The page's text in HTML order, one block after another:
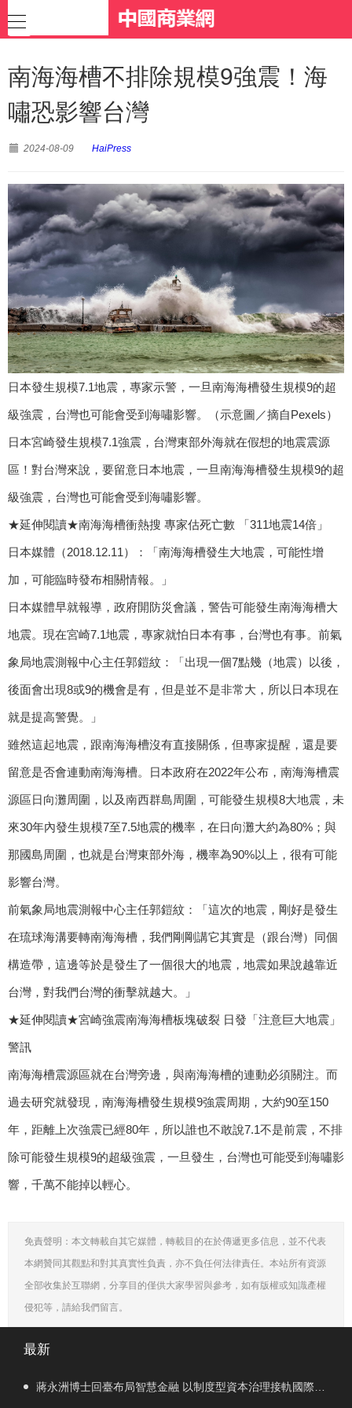
南海海槽不排除規模9強震！海
嘯恐影響台灣
2024-08-09 HaiPress
日本發生規模7.1地震，專家示警，一旦南海海槽發生規模9的超
級強震，台灣也可能會受到海嘯影響。（示意圖／摘自Pexels）
日本宮崎發生規模7.1強震，台灣東部外海就在假想的地震震源
區！對台灣來說，要留意日本地震，一旦南海海槽發生規模9的超
級強震，台灣也可能會受到海嘯影響。
★延伸閱讀★南海海槽衝熱搜 專家估死亡數 「311地震14倍」
日本媒體（2018.12.11）：「南海海槽發生大地震，可能性增
加，可能臨時發布相關情報。」
日本媒體早就報導，政府開防災會議，警告可能發生南海海槽大
地震。現在宮崎7.1地震，專家就怕日本有事，台灣也有事。前氣
象局地震測報中心主任郭鎧紋：「出現一個7點幾（地震）以後，
後面會出現8或9的機會是有，但是並不是非常大，所以日本現在
就是提高警覺。」
雖然這起地震，跟南海海槽沒有直接關係，但專家提醒，還是要
留意是否會連動南海海槽。日本政府在2022年公布，南海海槽震
源區日向灘周圍，以及南西群島周圍，可能發生規模8大地震，未
來30年內發生規模7至7.5地震的機率，在日向灘大約為80%；與
那國島周圍，也就是台灣東部外海，機率為90%以上，很有可能
影響台灣。
前氣象局地震測報中心主任郭鎧紋：「這次的地震，剛好是發生
在琉球海溝要轉南海海槽，我們剛剛講它其實是（跟台灣）同個
構造帶，這邊等於是發生了一個很大的地震，地震如果說越靠近
台灣，對我們台灣的衝擊就越大。」
★延伸閱讀★宮崎強震南海海槽板塊破裂 日發「注意巨大地震」
警訊
南海海槽震源區就在台灣旁邊，與南海海槽的連動必須關注。而
過去研究就發現，南海海槽發生規模9強震周期，大約90至150
年，距離上次強震已經80年，所以誰也不敢說7.1不是前震，不排
除可能發生規模9的超級強震，一旦發生，台灣也可能受到海嘯影
響，千萬不能掉以輕心。
免責聲明：本文轉載自其它媒體，轉載目的在於傳遞更多信息，並不代表
本網贊同其觀點和對其真實性負責，亦不負任何法律責任。本站所有資源
全部收集於互聯網，分享目的僅供大家學習與參考，如有版權或知識產權
侵犯等，請給我們留言。
最新
蔣永洲博士回臺布局智慧金融 以制度型資本治理接軌國際市